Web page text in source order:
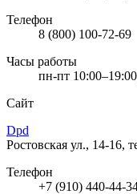
Телефон
8 (800) 100-72-69
Часы работы
пн-пт
Сайт
Dpd
Ростовская ул., 14-16,
Телефон
+7 (910) 440-44-